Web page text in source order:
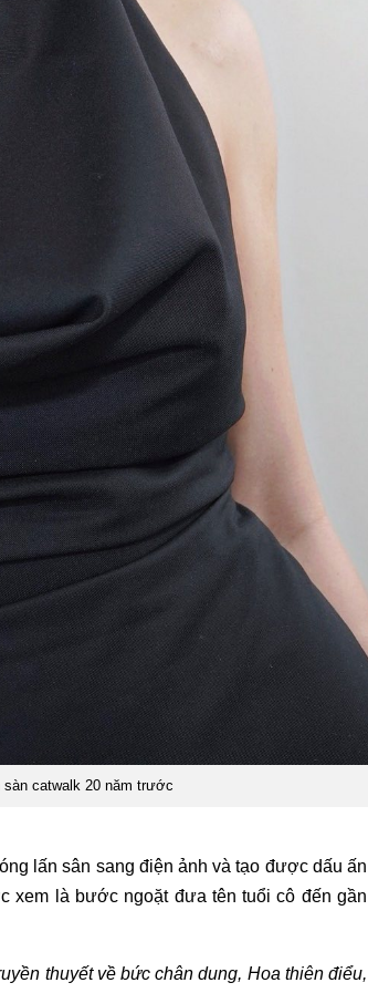
catwalk 20 năm trước
lấn sân sang điện ảnh và tạo được dấu ấn
xem là bước ngoặt đưa tên tuổi cô đến gần
thuyết về bức chân dung, Hoa thiên điểu,